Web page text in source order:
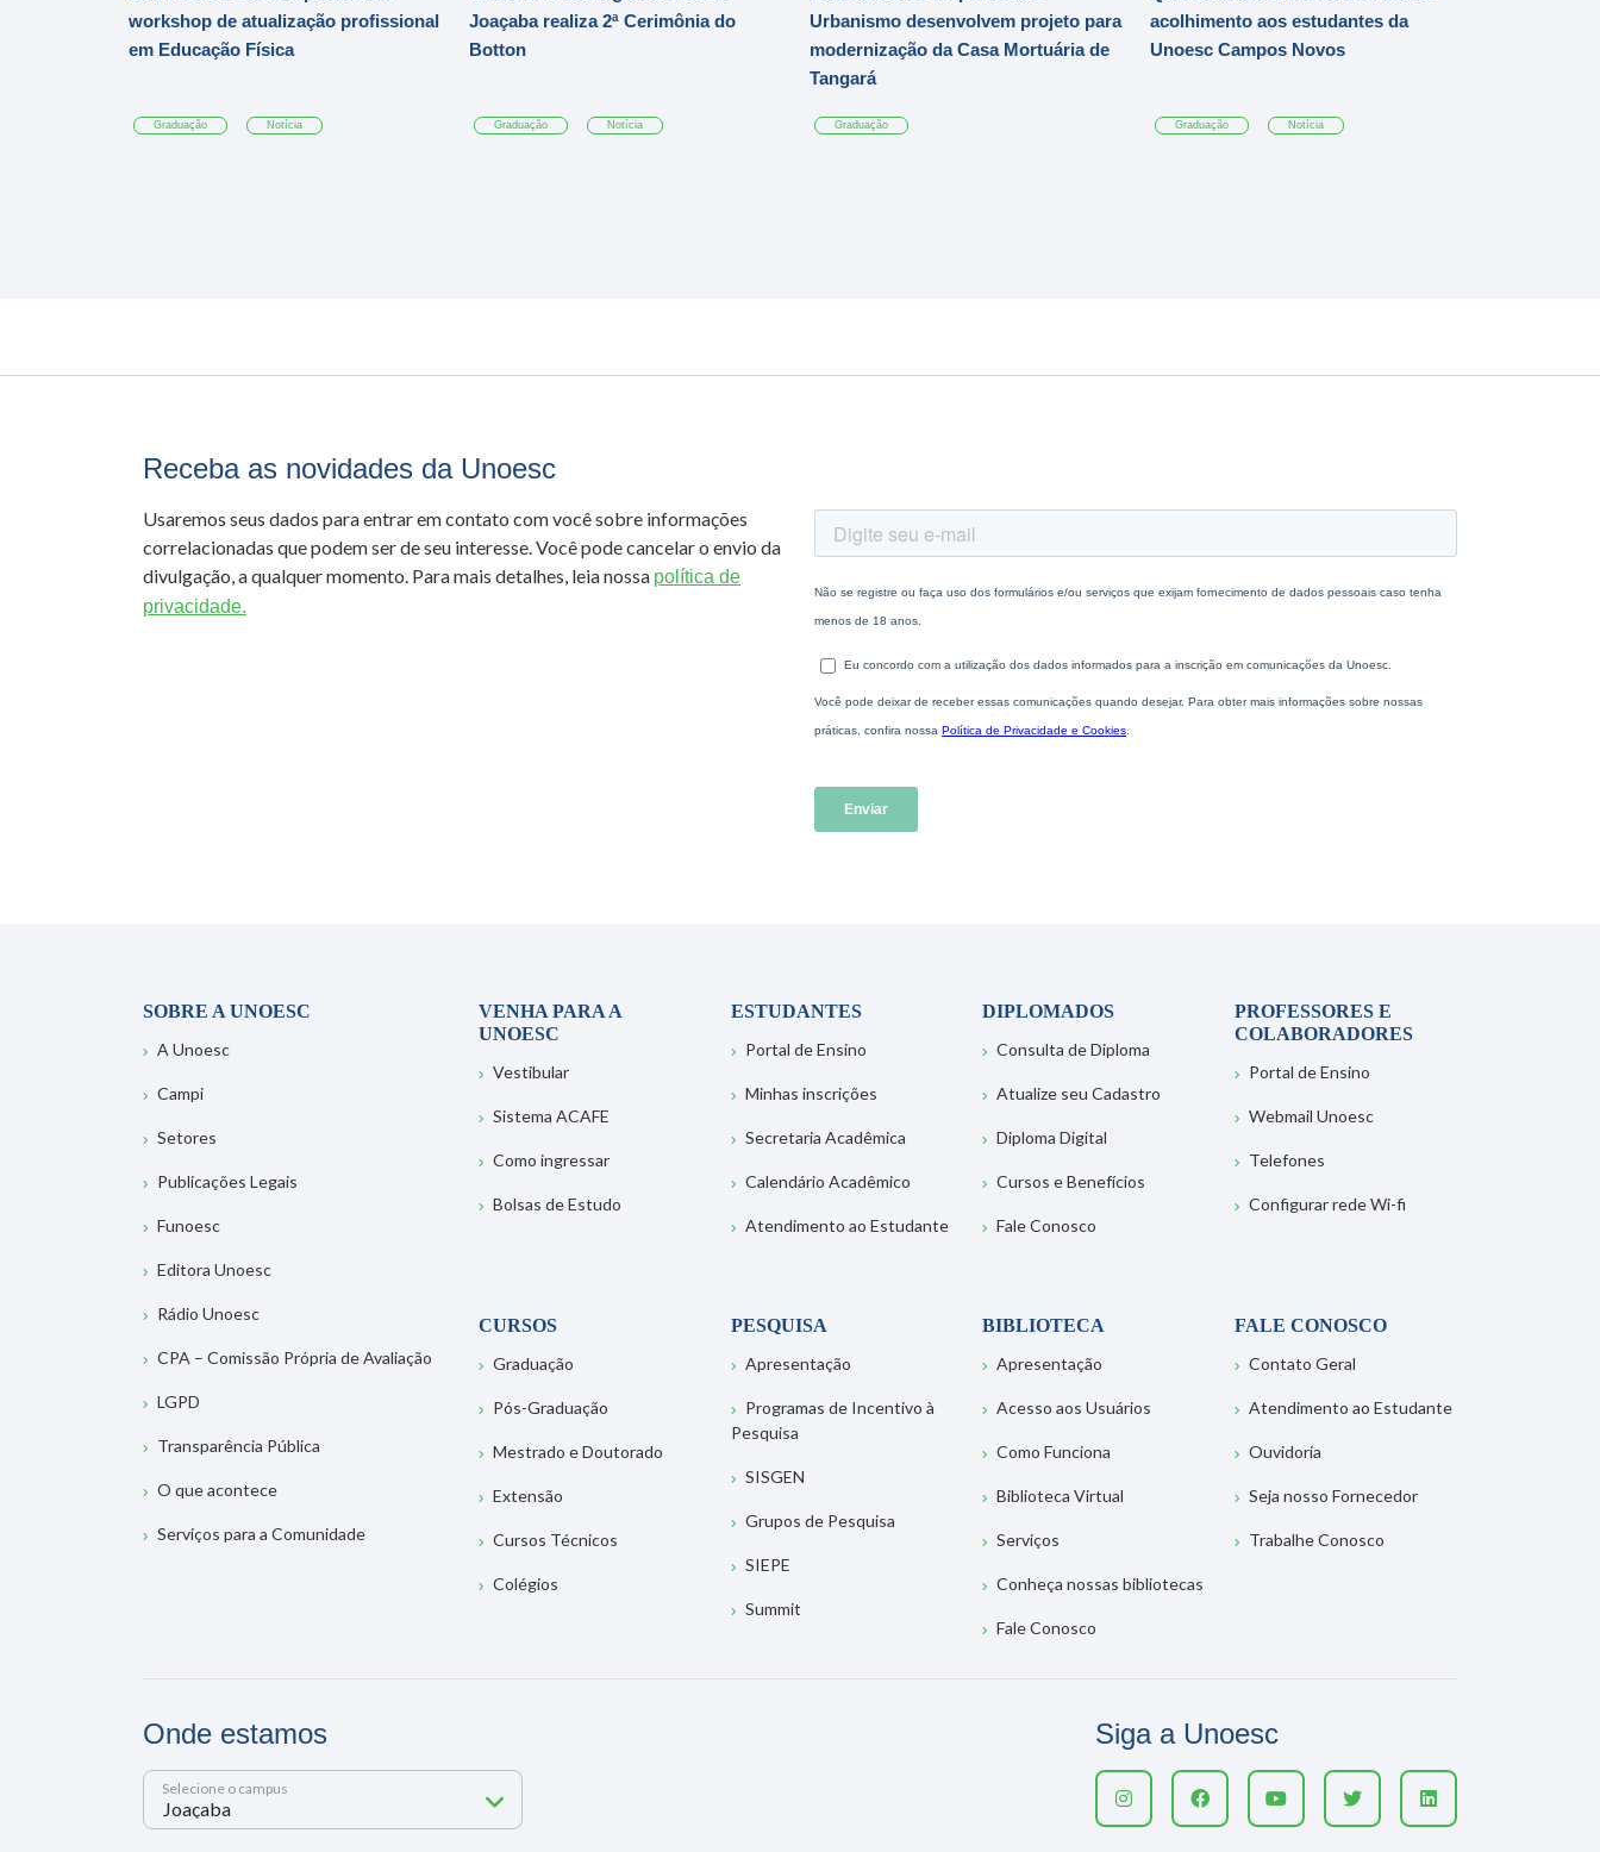
workshop de atualização profissional
em Educação Física
Graduação Notícia
Joaçaba realiza 2ª Cerimônia do
Botton
Graduação Notícia
Urbanismo desenvolvem projeto para
modernização da Casa Mortuária de
Tangará
Graduação
acolhimento aos estudantes da
Unoesc Campos Novos
Graduação Notícia
Receba as novidades da Unoesc
Usaremos seus dados para entrar em contato com você sobre informações
correlacionadas que podem ser de seu interesse. Você pode cancelar o envio da
divulgação, a qualquer momento. Para mais detalhes, leia nossa política de
privacidade.
SOBRE A UNOESC
A Unoesc
Campi
Setores
Publicações Legais
Funoesc
Editora Unoesc
Rádio Unoesc
CPA – Comissão Própria de Avaliação
LGPD
Transparência Pública
O que acontece
Serviços para a Comunidade
VENHA PARA A
UNOESC
Vestibular
Sistema ACAFE
Como ingressar
Bolsas de Estudo
ESTUDANTES
Portal de Ensino
Minhas inscrições
Secretaria Acadêmica
Calendário Acadêmico
Atendimento ao Estudante
DIPLOMADOS
Consulta de Diploma
Atualize seu Cadastro
Diploma Digital
Cursos e Benefícios
Fale Conosco
PROFESSORES E
COLABORADORES
Portal de Ensino
Webmail Unoesc
Telefones
Configurar rede Wi-fi
CURSOS
Graduação
Pós-Graduação
Mestrado e Doutorado
Extensão
Cursos Técnicos
Colégios
PESQUISA
Apresentação
Programas de Incentivo à
Pesquisa
SISGEN
Grupos de Pesquisa
SIEPE
Summit
BIBLIOTECA
Apresentação
Acesso aos Usuários
Como Funciona
Biblioteca Virtual
Serviços
Conheça nossas bibliotecas
Fale Conosco
FALE CONOSCO
Contato Geral
Atendimento ao Estudante
Ouvidoria
Seja nosso Fornecedor
Trabalhe Conosco
Onde estamos
Selecione o campus
Siga a Unoesc